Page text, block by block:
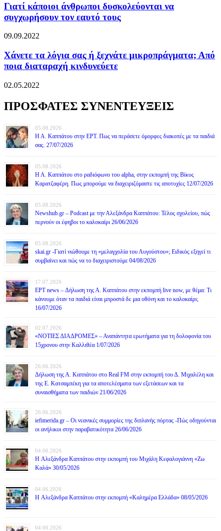
Γιατί κάποιοι άνθρωποι δυσκολεύονται να
συγχωρήσουν τον εαυτό τους
09.09.2022
Χάνετε τα λόγια σας ή ξεχνάτε μικροπράγματα; Από
ποια διαταραχή κινδυνεύετε
02.05.2022
ΠΡΟΣΦΑΤΕΣ ΣΥΝΕΝΤΕΥΞΕΙΣ
05.08.2026
Η Α. Καππάτου στην ΕΡΤ. Πως να περάσετε όμορφες διακοπές με τα παιδιά
σας. 27/07/2026
05.08.2026
Η Α. Καππάτου στο ραδιόφωνο του alpha, στην εκπομπή της Βίκυς
Καρατζαφέρη. Πως μπορούμε να διαχειριζόμαστε τις αποτυχίες 12/07/2026
05.08.2026
Newshub.gr – Podcast με την Αλεξάνδρα Καππάτου: Τέλος σχολείου, πώς
περνούν οι έφηβοι το καλοκαίρι 26/06/2026
05.08.2026
skai.gr -Γιατί νιώθουμε τη «μελαγχολία του Αυγούστου»; Ειδικός εξηγεί τι
συμβαίνει και πώς να το διαχειριστούμε 04/08/2026
17.07.2026
ΕΡΤ news – Δήλωση της Α. Καππάτου στην εκπομπή live now, με θέμα: Τι
κάνουμε όταν τα παιδιά είναι μπροστά δε μια οθόνη και το καλοκαίρι;
16/07/2026
02.07.2026
«ΝΟΤΙΕΣ ΔΙΑΔΡΟΜΕΣ» – Αναπάντητα ερωτήματα για τη δολοφονία του
15χρονου στην Καλλιθέα 1/07/2026
26.06.2026
Δήλωση της Α. Καππάτου στο Real FM στην εκπομπή του Δ. Μιχαλέλη και
της Ε. Κατσαμπέκη για τα αποτελέσματα των εξετάσεων και τα
συναισθήματα των παιδιών 21/06/2026
26.06.2026
iefimerida.gr – Οι νεανικές συμμορίες της διπλανής πόρτας -Πώς οδηγούνται
οι ανήλικοι στην παραβατικότητα 26/06/2026
04.06.2026
H Αλεξάνδρα Καππάτου στην εκπομπή του Μιχάλη Κεφαλογιάννη «Ζω
Καλά» 30/05/2026
04.06.2026
H Αλεξάνδρα Καππάτου στην εκπομπή «Καλημέρα Ελλάδα» 08/05/2026
04.06.2026